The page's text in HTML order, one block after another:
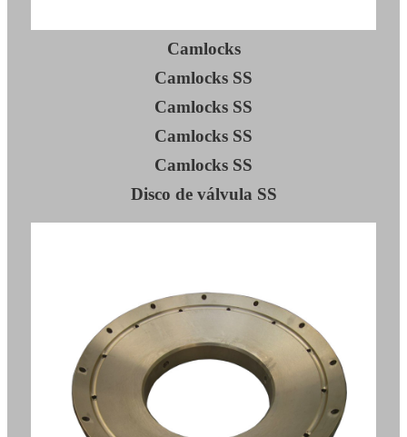
Camlocks
Camlocks SS
Camlocks SS
Camlocks SS
Camlocks SS
Disco de válvula SS